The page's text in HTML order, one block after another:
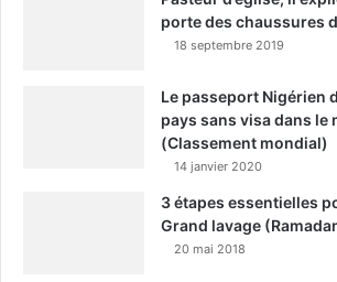
porte des chaussures
18 septembre 2019
Le passeport Nigérien
pays sans visa dans le
(Classement mondial)
14 janvier 2020
3 étapes essentielles
Grand lavage
20 mai 2018